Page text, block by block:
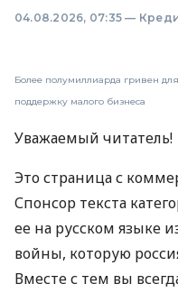
04.08.2026, 07:35 —
поддержку малого бизнеса